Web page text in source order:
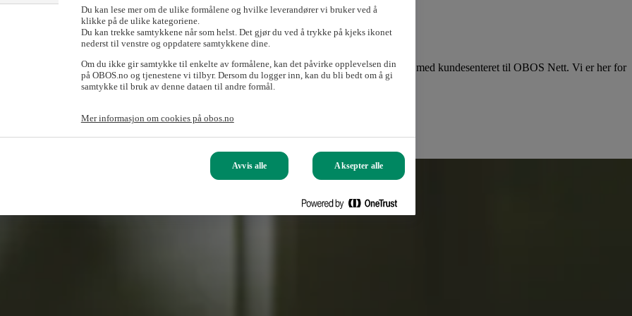
av kanaler, bruk av fjernkontroll eller lignende, er du hjertelig velkommen til å ta kontakt med kundesenteret til OBOS Nett. Vi er her for
Du kan lese mer om de ulike formålene og hvilke leverandører vi bruker ved å
klikke på de ulike kategoriene.
Du kan trekke samtykkene når som helst. Det gjør du ved å trykke på kjeks ikonet
nederst til venstre og oppdatere samtykkene dine.
Om du ikke gir samtykke til enkelte av formålene, kan det påvirke opplevelsen din
på OBOS.no og tjenestene vi tilbyr. Dersom du logger inn, kan du bli bedt om å gi
samtykke til bruk av denne dataen til andre formål.
Mer informasjon om cookies på obos.no
Avvis alle Aksepter alle